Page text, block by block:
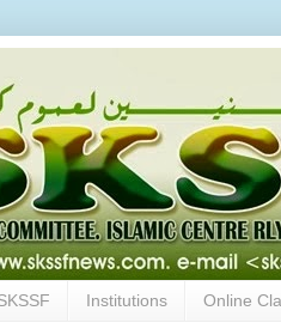
Institutions Online